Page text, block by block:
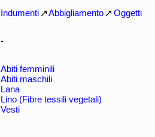
Indumenti Abbigliamento Oggetti
-
Abiti femminili
Abiti maschili
Lana
Lino (Fibre tessili vegetali)
Vesti